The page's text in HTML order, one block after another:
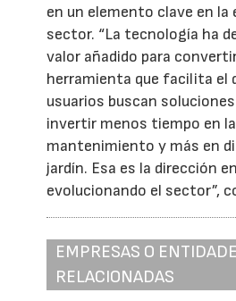
en un elemento clave en la
sector. “La tecnología ha
valor añadido para
herramienta que facilita el
usuarios buscan
invertir menos tiempo en
mantenimiento y más en
jardín. Esa es la dirección
evolucionando el sector”,
EMPRESAS O
RELACIONADAS